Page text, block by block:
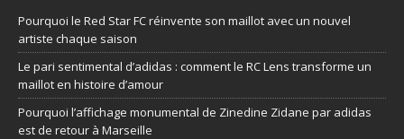
Pourquoi le Red Star FC réinvente son maillot avec un nouvel
artiste chaque saison
Le pari sentimental d’adidas : comment le RC Lens transforme un
maillot en histoire d’amour
Pourquoi l’affichage monumental de Zinedine Zidane par adidas
est de retour à Marseille